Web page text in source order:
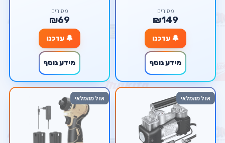
מסורים
₪149
🔔 עדכנו
מידע נוסף
מסורים
₪69
🔔 עדכנו
מידע נוסף
אזל מהמלאי אזל מהמלאי